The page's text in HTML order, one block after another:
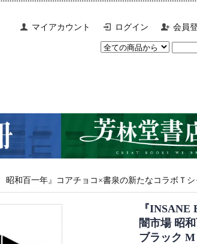
マイアカウント ログイン 会員
昭和百一年』コアチョコ×書泉の新たなコラボＴシ
『
闇市場 昭
ブラック M